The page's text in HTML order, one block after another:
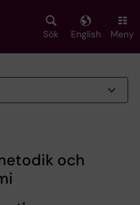
Sök English Meny
och